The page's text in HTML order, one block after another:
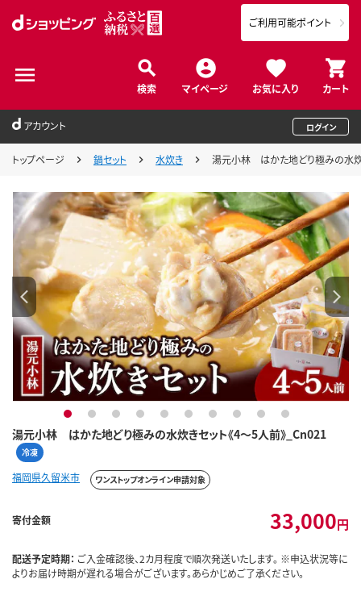
検索 マイページ お気に入り カート
ご利用可能ポイント
アカウント ログイン
トップページ 鍋セット 水炊き 湯元小林 はかた地どり極みの水炊
湯元小林 はかた地どり極みの水炊きセット《4～5人前》_Cn021
冷凍
1 2 3 4 5 6 7 8 9 10
福岡県久留米市 ワンストップオンライン申請対象
寄付金額 33,000円
配送予定時期： ご入金確認後、2カ月程度で順次発送いたします。 ※申込状況等に
よりお届け時期が遅れる場合がございます。あらかじめご了承ください。